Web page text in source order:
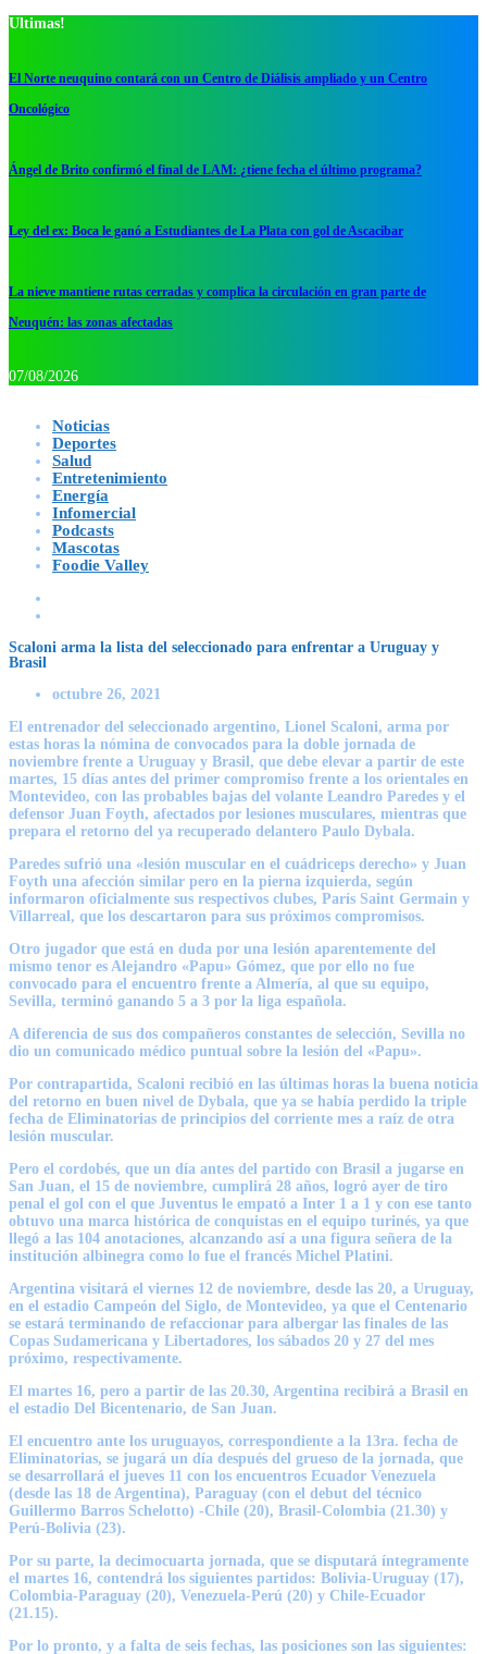
Ultimas!
El Norte neuquino contará con un Centro de Diálisis ampliado y un Centro
Oncológico
Ángel de Brito confirmó el final de LAM: ¿tiene fecha el último programa?
Ley del ex: Boca le ganó a Estudiantes de La Plata con gol de Ascacibar
La nieve mantiene rutas cerradas y complica la circulación en gran parte de
Neuquén: las zonas afectadas
07/08/2026
Noticias
Deportes
Salud
Entretenimiento
Energía
Infomercial
Podcasts
Mascotas
Foodie Valley
Scaloni arma la lista del seleccionado para enfrentar a Uruguay y
Brasil
octubre 26, 2021
El entrenador del seleccionado argentino, Lionel Scaloni, arma por
estas horas la nómina de convocados para la doble jornada de
noviembre frente a Uruguay y Brasil, que debe elevar a partir de este
martes, 15 días antes del primer compromiso frente a los orientales en
Montevideo, con las probables bajas del volante Leandro Paredes y el
defensor Juan Foyth, afectados por lesiones musculares, mientras que
prepara el retorno del ya recuperado delantero Paulo Dybala.
Paredes sufrió una «lesión muscular en el cuádriceps derecho» y Juan
Foyth una afección similar pero en la pierna izquierda, según
informaron oficialmente sus respectivos clubes, París Saint Germain y
Villarreal, que los descartaron para sus próximos compromisos.
Otro jugador que está en duda por una lesión aparentemente del
mismo tenor es Alejandro «Papu» Gómez, que por ello no fue
convocado para el encuentro frente a Almería, al que su equipo,
Sevilla, terminó ganando 5 a 3 por la liga española.
A diferencia de sus dos compañeros constantes de selección, Sevilla no
dio un comunicado médico puntual sobre la lesión del «Papu».
Por contrapartida, Scaloni recibió en las últimas horas la buena noticia
del retorno en buen nivel de Dybala, que ya se había perdido la triple
fecha de Eliminatorias de principios del corriente mes a raíz de otra
lesión muscular.
Pero el cordobés, que un día antes del partido con Brasil a jugarse en
San Juan, el 15 de noviembre, cumplirá 28 años, logró ayer de tiro
penal el gol con el que Juventus le empató a Inter 1 a 1 y con ese tanto
obtuvo una marca histórica de conquistas en el equipo turinés, ya que
llegó a las 104 anotaciones, alcanzando así a una figura señera de la
institución albinegra como lo fue el francés Michel Platini.
Argentina visitará el viernes 12 de noviembre, desde las 20, a Uruguay,
en el estadio Campeón del Siglo, de Montevideo, ya que el Centenario
se estará terminando de refaccionar para albergar las finales de las
Copas Sudamericana y Libertadores, los sábados 20 y 27 del mes
próximo, respectivamente.
El martes 16, pero a partir de las 20.30, Argentina recibirá a Brasil en
el estadio Del Bicentenario, de San Juan.
El encuentro ante los uruguayos, correspondiente a la 13ra. fecha de
Eliminatorias, se jugará un día después del grueso de la jornada, que
se desarrollará el jueves 11 con los encuentros Ecuador Venezuela
(desde las 18 de Argentina), Paraguay (con el debut del técnico
Guillermo Barros Schelotto) -Chile (20), Brasil-Colombia (21.30) y
Perú-Bolivia (23).
Por su parte, la decimocuarta jornada, que se disputará íntegramente
el martes 16, contendrá los siguientes partidos: Bolivia-Uruguay (17),
Colombia-Paraguay (20), Venezuela-Perú (20) y Chile-Ecuador
(21.15).
Por lo pronto, y a falta de seis fechas, las posiciones son las siguientes: